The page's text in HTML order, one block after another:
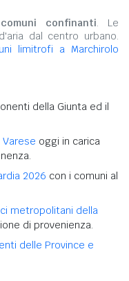
comuni confinanti. Le
dal centro urbano.
limitrofi a Marchirolo
della Giunta ed il
Varese oggi in carica
2026 con i comuni al
metropolitani della
di provenienza.
delle Province e